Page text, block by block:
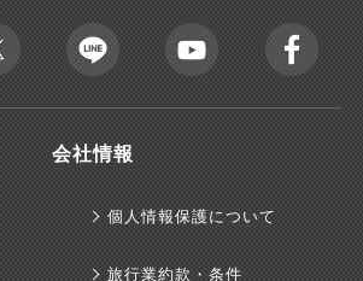
会社情報
個人情報保護について
旅行業約款・条件